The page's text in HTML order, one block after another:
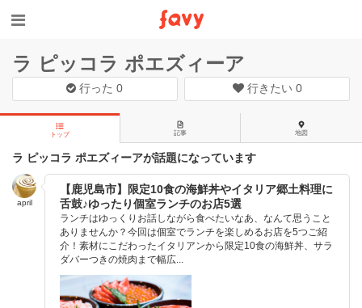
ラ ピッコラ ポエズィーア
行った0 行きたい 0
トップ 記事 地図
ラ ピッコラ ポエズィーアが話題になっています
april
【鹿児島市】限定10食の海鮮丼やイタリア郷土料理に
舌鼓♪ゆったり個室ランチのお店5選
ランチはゆっくりお話しながら食べたいなあ、なんて思うこと
ありませんか？今回は個室でランチを楽しめるお店を5つご紹
介！素材にこだわったイタリアンから限定10食の海鮮丼、サラ
ダバーつきの焼肉まで幅広...